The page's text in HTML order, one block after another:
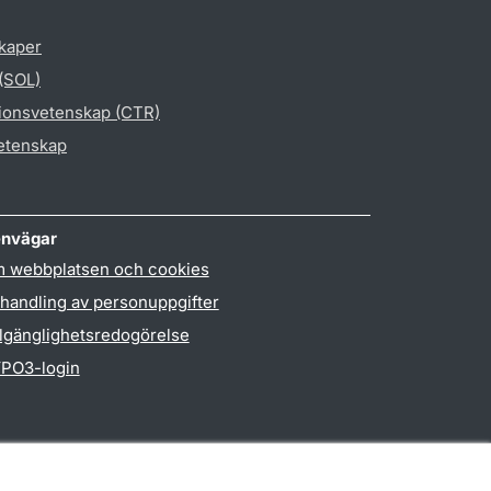
(CTR)
webbplatsen och cookies
av personuppgifter
login